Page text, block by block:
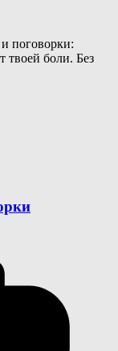
поговорки:
твоей боли. Без